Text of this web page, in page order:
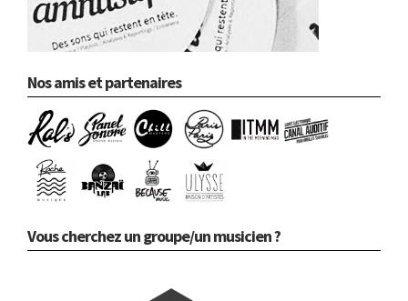
Nos amis et partenaires
Vous cherchez un groupe/un musicien ?